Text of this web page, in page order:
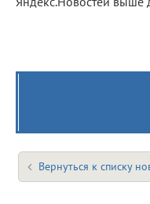
Вернуться к списку